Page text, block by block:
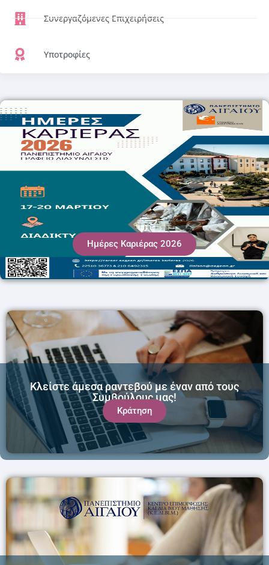
Συνεργαζόμενες Επιχειρήσεις
Υποτροφίες
Ημέρες Καριέρας 2026
Κράτηση
Κλείστε άμεσα ραντεβού με έναν από τους
Συμβούλους μας!